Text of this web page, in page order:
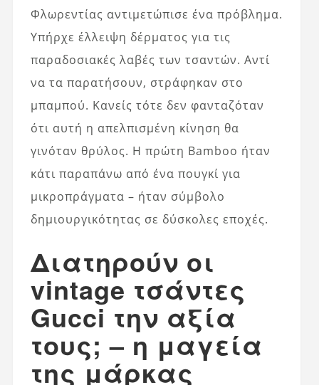
Φλωρεντίας αντιμετώπισε ένα πρόβλημα.
Υπήρχε έλλειψη δέρματος για τις
παραδοσιακές λαβές των τσαντών. Αντί
να τα παρατήσουν, στράφηκαν στο
μπαμπού. Κανείς τότε δεν φανταζόταν
ότι αυτή η απελπισμένη κίνηση θα
γινόταν θρύλος. Η πρώτη Bamboo ήταν
κάτι παραπάνω από ένα πουγκί για
μικροπράγματα – ήταν σύμβολο
δημιουργικότητας σε δύσκολες εποχές.
Διατηρούν οι
vintage τσάντες
Gucci την αξία
τους; – η μαγεία
της μάρκας